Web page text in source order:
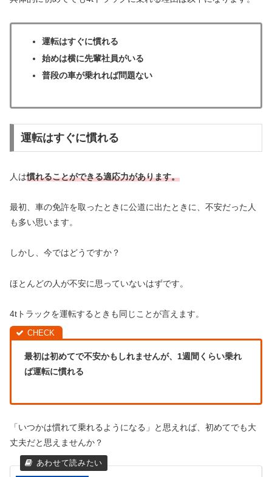
運転はすぐに慣れる
始めは横に先輩社員がいる
普段の車が乗れれば問題ない
運転はすぐに慣れる
人は慣れることができる適応力があります。
最初、車の免許を取ったときに公道に出たときに、不安だった人
も多い思います。
しかし、今ではどうですか？
ほとんどの人が不安に思っていないはずです。
4tトラックを運転するときも同じことが言えます。
最初は初めてで不安かもしれませんが、1週間くらい乗れ
ば運転に慣れる
「いつかは慣れて乗れるようになる」と思えれば、初めてでも大
丈夫だと思えませんか？